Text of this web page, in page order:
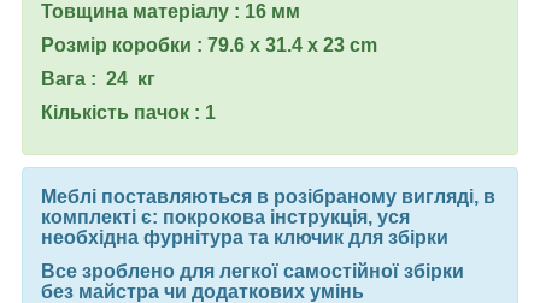
Товщина матеріалу : 16 мм
Розмір коробки : 79.6 x 31.4 x 23 cm
Вага : 24 кг
Кількість пачок : 1
Меблі поставляються в розібраному вигляді, в
комплекті є: покрокова інструкція, уся
необхідна фурнітура та ключик для збірки
Все зроблено для легкої самостійної збірки
без майстра чи додаткових умінь